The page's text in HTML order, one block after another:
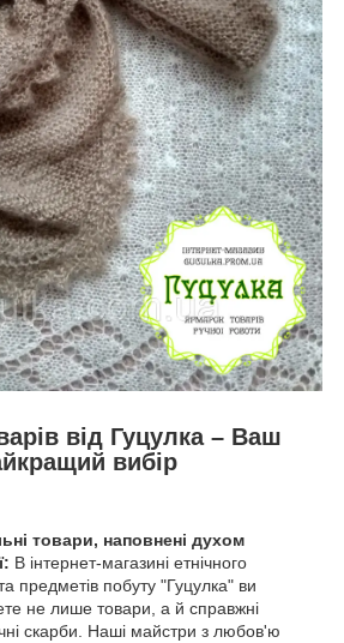
від Гуцулка – Ваш
вибір
товари, наповнені духом
В інтернет-магазині етнічного
предметів побуту "Гуцулка" ви
не лише товари, а й справжні
скарби. Наші майстри з любов'ю